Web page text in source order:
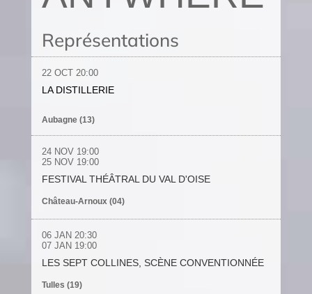
Représentations
22 OCT 20:00
LA DISTILLERIE
Aubagne (13)
24 NOV19:00
25 NOV19:00
FESTIVAL THÉÂTRAL DU VAL D'OISE
Château-Arnoux (04)
06 JAN 20:30
07 JAN 19:00
LES SEPT COLLINES, SCÈNE CONVENTIONNÉE
Tulles (19)